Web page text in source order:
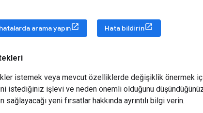
arama yapın Hata bildirin
istemek veya mevcut özelliklerde değişiklik önermek
istediğiniz işlevi ve neden önemli olduğunu
sağlayacağı yeni fırsatlar hakkında ayrıntılı bilgi verin.